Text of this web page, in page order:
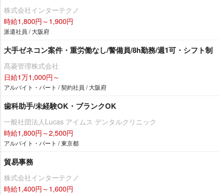
株式会社インターテクノ
時給1,800円～1,900円
派遣社員 / 大阪府
大手ゼネコン案件・重労働なし/警備員/8h勤務/週1可・シフト制
髙菱管理株式会社
日給1万1,000円～
アルバイト・パート / 契約社員 / 大阪府
歯科助手/未経験OK・ブランクOK
一般社団法人Lucas アイムス デンタルクリニック
時給1,800円～2,500円
アルバイト・パート / 東京都
貿易事務
株式会社インターテクノ
時給1,400円～1,600円